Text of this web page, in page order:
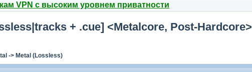
VPN с высоким уровнем приватности
+ .cue] <Metalcore, Post-Hardcore>
-> Metal (Lossless)